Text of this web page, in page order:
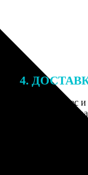
4.
Введите адрес
заказа. Если у
его в